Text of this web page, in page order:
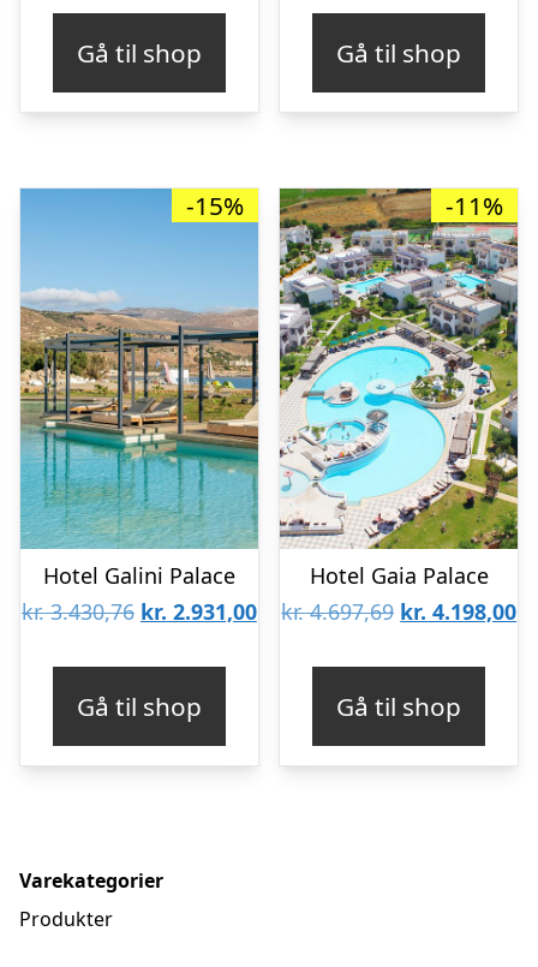
var:
kr. 4.910,72.kr. 4.411,00.
Gå til shop
var:
kr. 3.070,99.
Gå til shop
-15%
Hotel Galini Palace
kr.3.430,76 Den
var:
kr. 3.430,76.
kr. 2.931,00Den
kr. 2.931,00.
Gå til shop
-11%
Hotel Gaia Palace
kr.4.697,69 Den
var:
kr. 4.697,69.
kr. 4.198,00
Gå til shop
Varekategorier
Produkter